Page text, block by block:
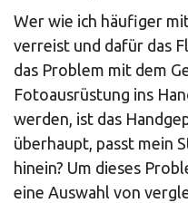
Wer wie ich häufiger
verreist und dafür das
das Problem mit dem
Fotoausrüstung ins
werden, ist das
überhaupt, passt mein
hinein? Um dieses
eine Auswahl von